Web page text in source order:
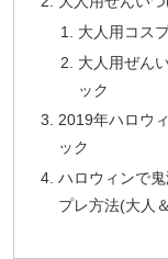
大人用コス
大人用ぜん
ック
2019年ハロウ
ック
ハロウィンで
プレ方法(大人